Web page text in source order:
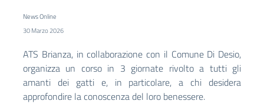
News Online
30 Marzo 2026
ATS Brianza, in collaborazione con il Comune Di Desio,
organizza un corso in 3 giornate rivolto a tutti gli
amanti dei gatti e, in particolare, a chi desidera
approfondire la conoscenza del loro benessere.